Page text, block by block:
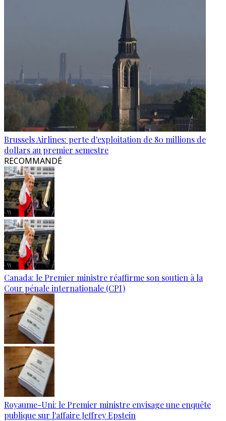
Brussels Airlines: perte d'exploitation de 80 millions de
dollars au premier semestre
RECOMMANDÉ
Canada: le Premier ministre réaffirme son soutien à la
Cour pénale internationale (CPI)
Royaume-Uni: le Premier ministre envisage une enquête
publique sur l'affaire Jeffrey Epstein